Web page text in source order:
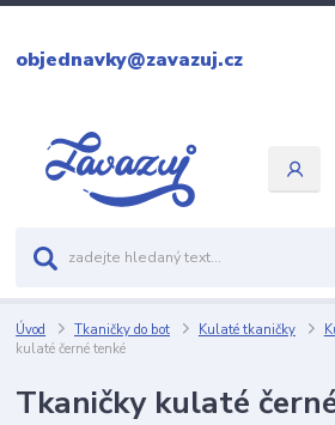
objednavky@zavazuj.cz
Úvod Tkaničky do bot Kulaté tkaničky
kulaté černé tenké
Tkaničky kulaté